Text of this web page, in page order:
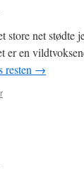
net stødte
er en
resten →